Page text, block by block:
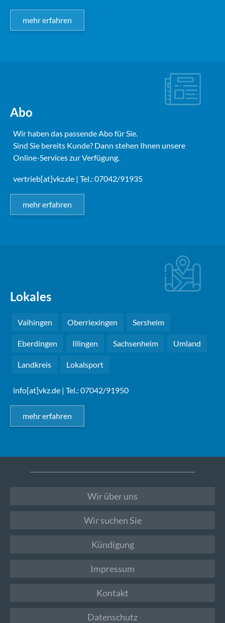
mehr erfahren
Abo
Wir haben das passende Abo für Sie.
Sind Sie bereits Kunde? Dann stehen Ihnen unsere
Online-Services zur Verfügung.
vertrieb[at]vkz.de | Tel.: 07042/91935
mehr erfahren
Lokales
Vaihingen Oberriexingen Sersheim
Eberdingen Illingen Sachsenheim Umland
Landkreis Lokalsport
info[at]vkz.de | Tel.: 07042/91950
mehr erfahren
Wir über uns
Wir suchen Sie
Kündigung
Impressum
Kontakt
Datenschutz